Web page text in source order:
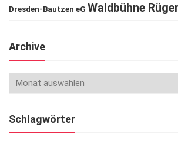
Dresden-Bautzen eG Waldbühne
Archive
Schlagwörter